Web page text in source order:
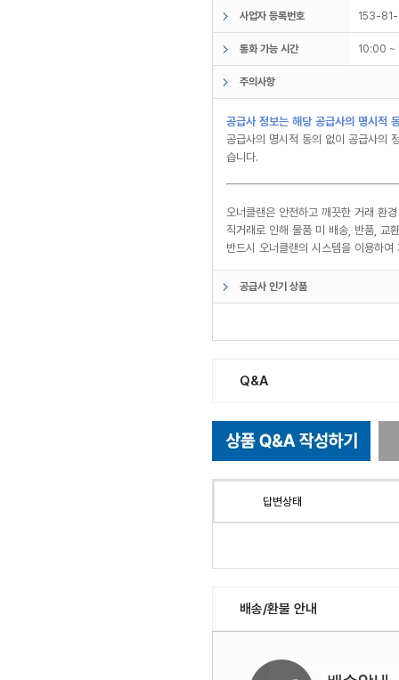
사업자 등록번호 153-
통화 가능 시간 10:00
주의사항
공급사 정보는 해당 공급사의 명시적
공급사의 명시적 동의 없이 공급사의
습니다.
오너클랜은 안전하고 깨끗한 거래 환
직거래로 인해 물품 미 배송, 반품, 교
반드시 오너클랜의 시스템을 이용하
공급사 인기 상품
Q&A
답변상태
배송/환불 안내